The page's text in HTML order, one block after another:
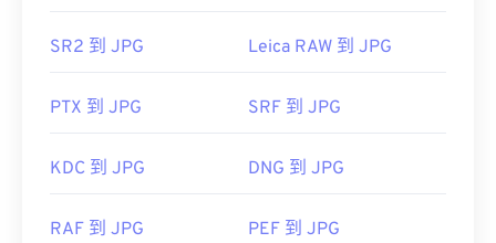
啟。若要選擇特定應用程式開啟文件，請右鍵單擊並
選擇“開啟方式”進行選擇。
Microsoft 應用程式（例如 Microsoft Photos）和
SR2 到 JPG Leica RAW 到 JPG
PTX 到 JPG SRF 到 JPG
KDC 到 JPG DNG 到 JPG
RAF 到 JPG PEF 到 JPG